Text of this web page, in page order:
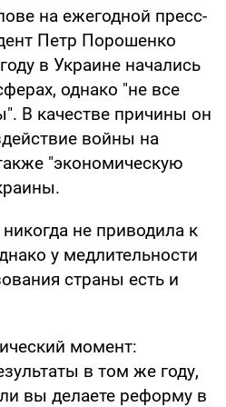
на ежегодной пресс-
Петр Порошенко
в Украине начались
однако "не все
В качестве причины он
войны на
"экономическую
не приводила к
у медлительности
страны есть и
момент:
в том же году,
вы делаете реформу в